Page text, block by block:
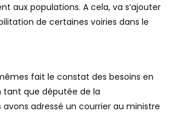
aux populations. A cela, va s’ajouter
de certaines voiries dans le
fait le constat des besoins en
tant que députée de la
adressé un courrier au ministre